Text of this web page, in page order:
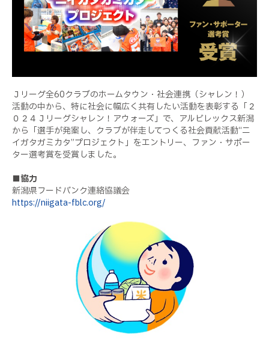
Ｊリーグ全60クラブのホームタウン・社会連携（シャレン！）
活動の中から、特に社会に幅広く共有したい活動を表彰する「２
０２４Ｊリーグシャレン！アウォーズ」で、アルビレックス新潟
から「選手が発案し、クラブが伴走してつくる社会貢献活動“ニ
イガタガミカタ”プロジェクト」をエントリー、ファン・サポー
ター選考賞を受賞しました。
■協力
新潟県フードバンク連絡協議会
https://niigata-fblc.org/